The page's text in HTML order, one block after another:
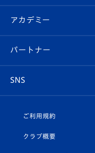
イベント
メディア
ホームタウン
スタッフプロフィール
マスコット紹介
Revive Team
ヴィヴィくんの長崎お
フォトギャラリー
スタジアムグルメ
V-LOVERS（ファン
プレイヤーズスイート
オンラインショップ
店舗情報
アカデミー
育成からのお知らせ
U-18
パートナー
SNS
ヴィヴィくんインスタ
ご利用規約
クラブ概要